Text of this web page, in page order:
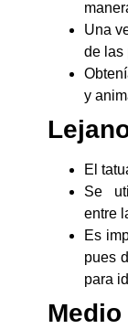
Una
de las
y
El
Se
entre
Es
pues
para